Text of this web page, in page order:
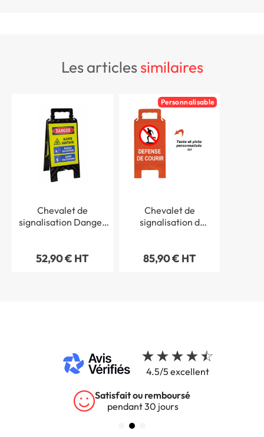
les articlessimilaires
Chevalet de
signalisation Danger
52,90 € HT
Personnalisable
Chevalet de
signalisation d
85,90 € HT
4.5/5 excellent
Garantie 5 ans
sur tous nos produits